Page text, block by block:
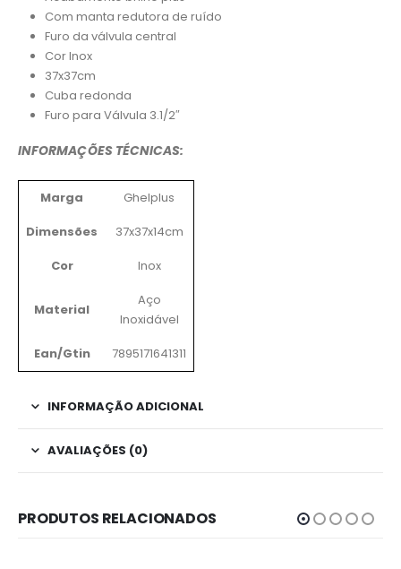
Com manta redutora de ruído
Furo da válvula central
Cor Inox
37x37cm
Cuba redonda
Furo para Válvula 3.1/2″
INFORMAÇÕES TÉCNICAS:
Marga
Ghelplus
Dimensões
37x37x14cm
Cor
Inox
Material
Aço
Inoxidável
Ean/Gtin
7895171641311
INFORMAÇÃO ADICIONAL
AVALIAÇÕES (0)
PRODUTOS RELACIONADOS